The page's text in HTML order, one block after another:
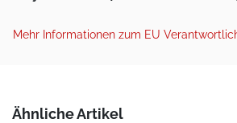
Mehr Informationen zum EU
Ähnliche Artikel